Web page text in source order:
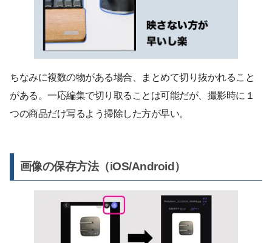
ちなみに複数の物がある場合、まとめて切り抜かれること
がある。一応編集で切り取ることは可能だが、撮影時に１
つの商品だけ写るよう掃除した方が早い。
画像の保存方法（iOS/Android）